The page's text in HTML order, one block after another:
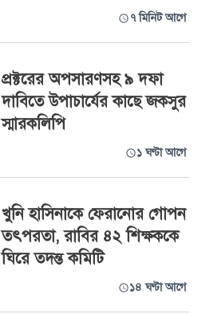
৭ মিনিট আগে
প্রক্টরের অপসারণসহ ৯ দফা
দাবিতে উপাচার্যের কাছে জকসুর
স্মারকলিপি
১ ঘণ্টা আগে
খুনি হাসিনাকে ফেরানোর গোপন
তৎপরতা, রাবির ৪২ শিক্ষককে
ঘিরে তদন্ত কমিটি
১৪ ঘণ্টা আগে